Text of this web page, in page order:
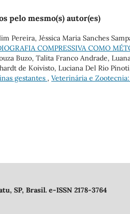
pelo mesmo(s) autor(es)
Pereira, Jéssica Maria Sanches
COMPRESSIVA COMO
Buzo, Talita Franco Andrade,
de Koivisto, Luciana Del Rio Pinoti,
gestantes , Veterinária e Zootecnia:
SP, Brasil. e-ISSN 2178-3764